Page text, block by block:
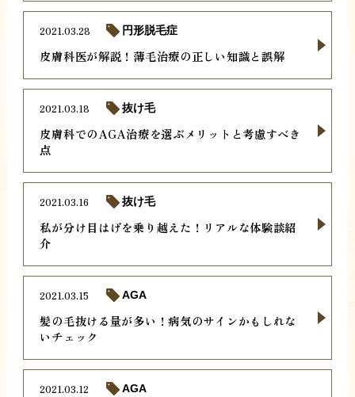
皮膚科医が解説！薄毛治療の正しい知識と誤解
2021.03.28 円形脱毛症
皮膚科でのAGA治療を選ぶメリットと考慮すべき
点
2021.03.18 抜け毛
私が分け目はげを乗り越えた！リアルな体験談紹
介
2021.03.16 抜け毛
髪の毛抜ける量が多い！病気のサインかもしれな
いチェック
2021.03.15 AGA
2021.03.12 AGA